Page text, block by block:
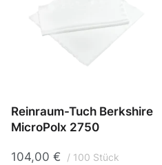
Reinraum-Tuch Berkshire
MicroPolx 2750
104,00 € 100 Stück